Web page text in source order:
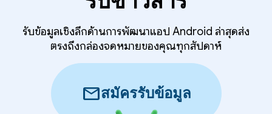
รับข้อมูลเชิงลึกด้านการพัฒนาแอป Android ล่าสุดส่ง
ตรงถึงกล่องจดหมายของคุณทุกสัปดาห์
mailสมัครรับข้อมูล